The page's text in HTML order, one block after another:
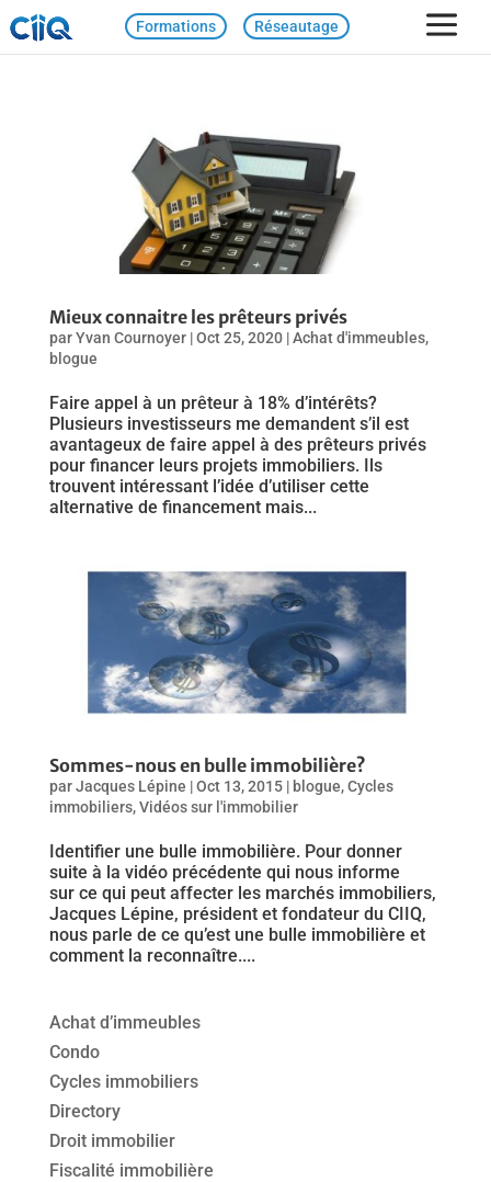
Formations Réseautage
Mieux connaitre les prêteurs privés
parYvan Cournoyer|Oct 25, 2020|Achat d'immeubles,
blogue
Faire appel à un prêteur à 18% d’intérêts?
Plusieurs investisseurs me demandent s’il est
avantageux de faire appel à des prêteurs privés
pour financer leurs projets immobiliers. Ils
trouvent intéressant l’idée d’utiliser cette
alternative de financement mais...
Sommes-nous en bulle immobilière?
parJacques Lépine |Oct 13, 2015| blogue,Cycles
immobiliers,Vidéos sur l'immobilier
Identifier une bulle immobilière. Pour donner
suite à la vidéo précédente qui nous informe
sur ce qui peut affecter les marchés immobiliers,
Jacques Lépine, président et fondateur du CIIQ,
nous parle de ce qu’est une bulle immobilière et
comment la reconnaître....
Achat d’immeubles
Condo
Cycles immobiliers
Directory
Droit immobilier
Fiscalité immobilière